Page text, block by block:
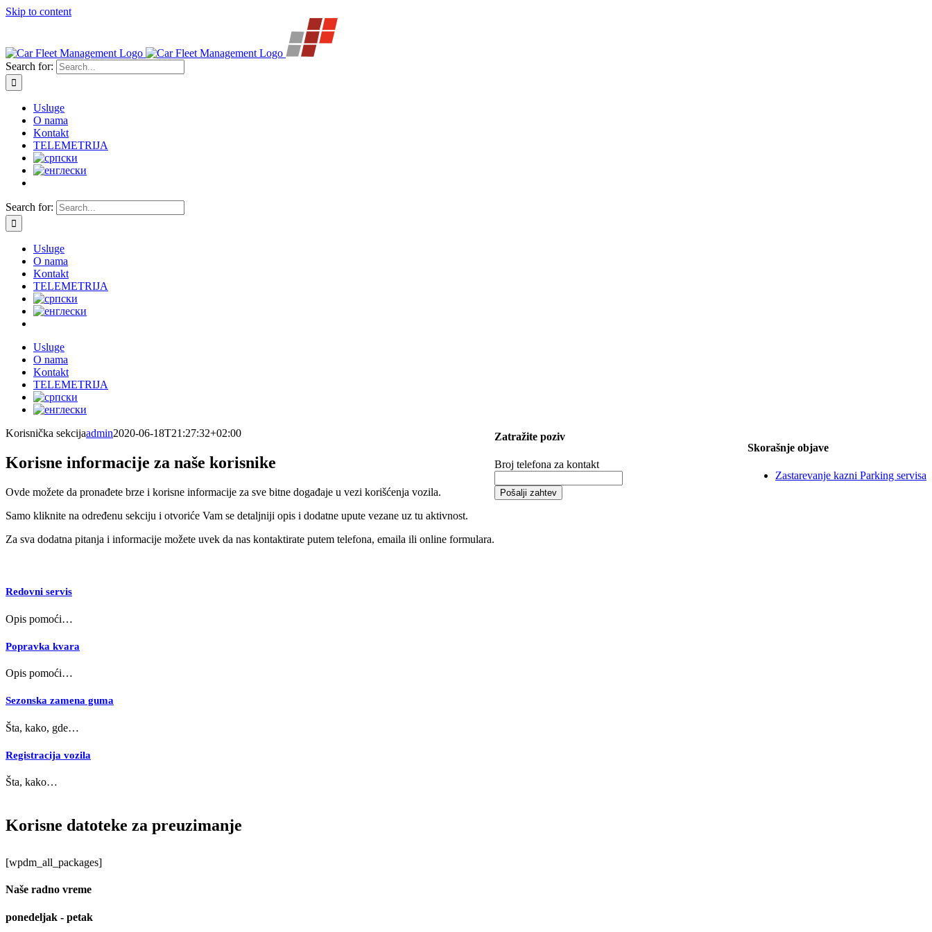
Skip to content
Search for:
Usluge
O nama
Kontakt
TELEMETRIJA
Search for:
Usluge
O nama
Kontakt
TELEMETRIJA
Usluge
O nama
Kontakt
TELEMETRIJA
Korisnička sekcijaadmin2020-06-18T21:27:32+02:00
Korisne informacije za naše korisnike
Ovde možete da pronađete brze i korisne informacije za sve bitne događaje u vezi korišćenja vozila.
Samo kliknite na određenu sekciju i otvoriće Vam se detaljniji opis i dodatne upute vezane uz tu aktivnost.
Za sva dodatna pitanja i informacije možete uvek da nas kontaktirate putem telefona, emaila ili online formulara.
Redovni servis
Opis pomoći…
Popravka kvara
Opis pomoći…
Sezonska zamena guma
Šta, kako, gde…
Registracija vozila
Šta, kako…
Korisne datoteke za preuzimanje
[wpdm_all_packages]
Skorašnje objave
Zastarevanje kazni Parking servisa
Zatražite poziv
Broj telefona za kontakt
Naše radno vreme
ponedeljak - petak